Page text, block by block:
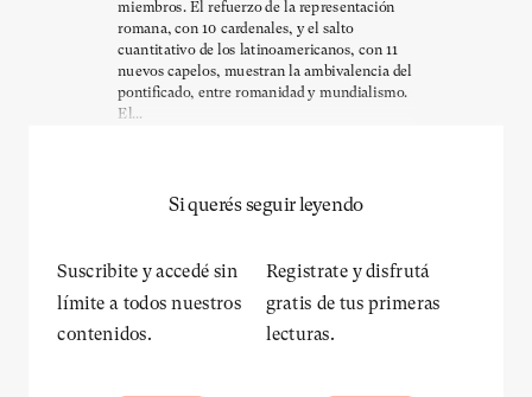
miembros. El refuerzo de la representación
romana, con 10 cardenales, y el salto
cuantitativo de los latinoamericanos, con 11
nuevos capelos, muestran la ambivalencia del
pontificado, entre romanidad y mundialismo.
El...
Si querés seguir leyendo
Suscribite y accedé sin
límite a todos nuestros
contenidos.
Registrate y disfrutá
gratis de tus primeras
lecturas.